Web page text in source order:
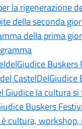
la rigenerazione
della seconda
della prima
Buskers
CastelDelGiudice
Giudice la cultura
Buskers
cultura,